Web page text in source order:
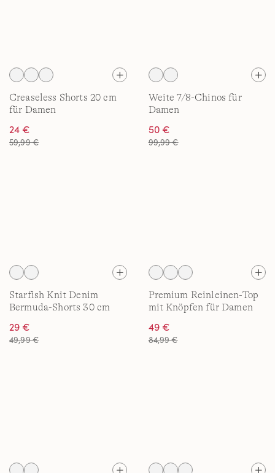
Creaseless Shorts 20 cm
für Damen
24 €
59,99 €
Weite 7/8-Chinos für
Damen
50 €
99,99 €
Starfish Knit Denim
Bermuda-Shorts 30 cm
29 €
49,99 €
Premium Reinleinen-Top
mit Knöpfen für Damen
49 €
84,99 €